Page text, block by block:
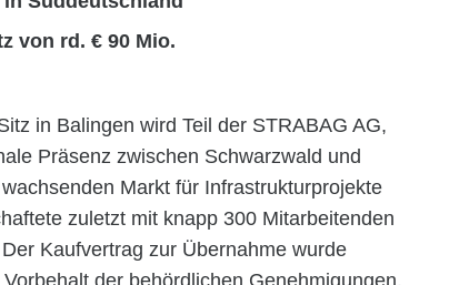
von rd. € 90 Mio.
in Balingen wird Teil der STRABAG AG,
Präsenz zwischen Schwarzwald und
Markt für Infrastrukturprojekte
zuletzt mit knapp 300 Mitarbeitenden
Kaufvertrag zur Übernahme wurde